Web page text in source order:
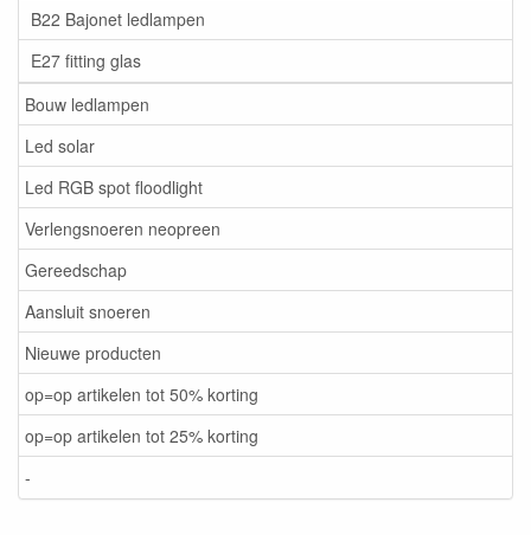
B22 Bajonet ledlampen
E27 fitting glas
Bouw ledlampen
Led solar
Led RGB spot floodlight
Verlengsnoeren neopreen
Gereedschap
Aansluit snoeren
Nieuwe producten
op=op artikelen tot 50% korting
op=op artikelen tot 25% korting
-